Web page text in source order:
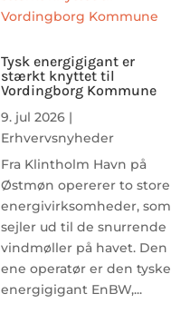
Tysk energigigant er
stærkt knyttet til
Vordingborg Kommune
9. jul 2026|
Erhvervsnyheder
Fra Klintholm Havn på
Østmøn opererer to store
energivirksomheder, som
sejler ud til de snurrende
vindmøller på havet. Den
ene operatør er den tyske
energigigant EnBW,...